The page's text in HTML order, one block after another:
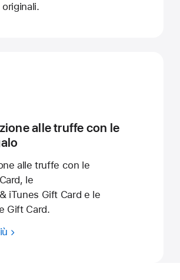
alle truffe con le
alle truffe con le
le
iTunes Gift Card e le
Gift Card.